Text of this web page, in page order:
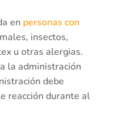
en personas con
insectos,
u otras alergias.
la administración
debe
reacción durante al